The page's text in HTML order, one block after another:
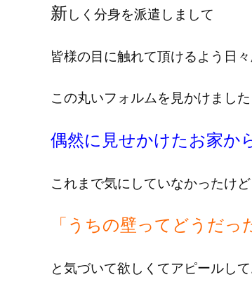
新 しく分身を派遣しまして
皆様の目に触れて頂けるよう日々
この丸いフォルムを見かけまし
偶然に見せかけたお家か
これまで気にしていなかったけ
「うちの壁ってどうだっ
と気づいて欲しくてアピールして